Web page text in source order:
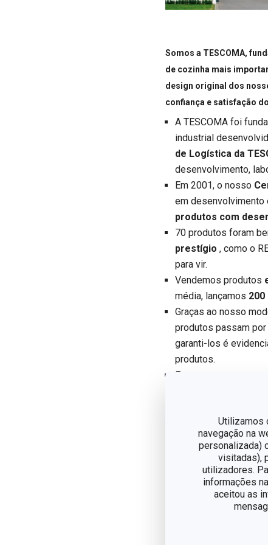
Utilizamos
navegação na
personalizada)
visitadas),
utilizadores.
informações
aceitou as
Somos a TESCOMA,
de cozinha mais
design original dos
confiança e satisfação
A TESCOMA foi
industrial
de Logística da
desenvolvimento,
Em 2001, o nosso
em desenvolvimento
produtos com
70 produtos foram
prestígio , como o
para vir.
Vendemos produtos
média, lançamos 200
Graças ao nosso
produtos passam
garanti-los é
produtos.
Estamos
Com mais de três
destaca-se pela
para facilitar o dia a
desenhado com
Atualmente, a
cozinhar, desde